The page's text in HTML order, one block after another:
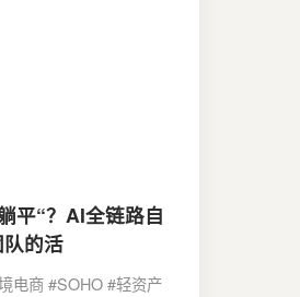
平“？AI全链路自
的活
电商 #SOHO #轻资产